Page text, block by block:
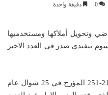
0 دقيقة واحدة
وتحويل أملاكها ومستخدميها
تنفيذي صدر في العدد الاخير
وينص هذا المرسوم التنفيذي رقم 21-251 المؤرخ في 25 شوال عام